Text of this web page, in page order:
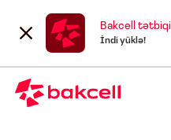
Bakcell tətbiqi
İndi yüklə!